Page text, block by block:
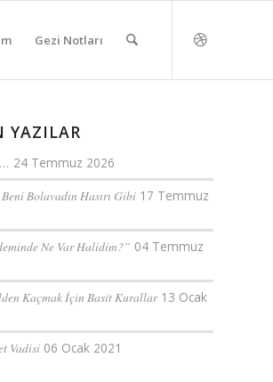
Gezi Notları
YAZILAR
24 Temmuz 2026
Beni Bolavadın Hasırı Gibi 17 Temmuz
Ne Var Halidim?” 04 Temmuz
Kaçmak İçin Basit Kurallar 13 Ocak
Vadisi 06 Ocak 2021